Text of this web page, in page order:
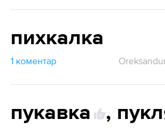
пихкалка
1 коментар
пукавка ,